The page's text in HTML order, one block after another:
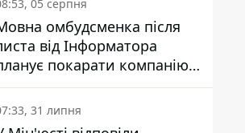
05 серпня
омбудсменка після
від Інформатора
покарати компанію-
ПриватБанку
31 липня